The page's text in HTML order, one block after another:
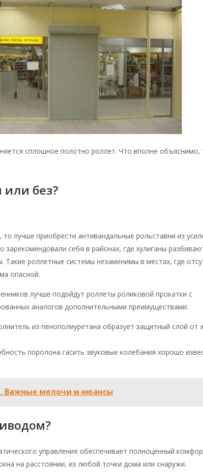
сплошное полотно роллет. Что вполне объяснимо,
без?
лучше приобрести антивандальные рольставни из
себя в районах, где хулиганы
роллетные системы незаменимы в местах, где
опасной.
лучше подойдут роллеты роликовой прокатки с
аналогов дополнительными преимуществами:
из пенополиуретана образует защитный слой от
поролона гасить звуковые колебания хорошо
Важные мелочи и нюансы
управления обеспечивает полноценный
на расстоянии, из любой точки дома или снаружи.